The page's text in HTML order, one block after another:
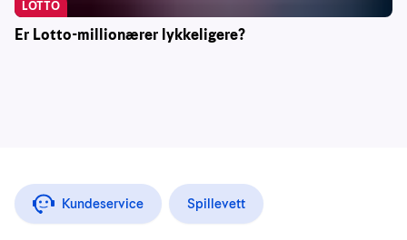
Er Lotto-millionærer lykkeligere?
LOTTO
Kundeservice Spillevett